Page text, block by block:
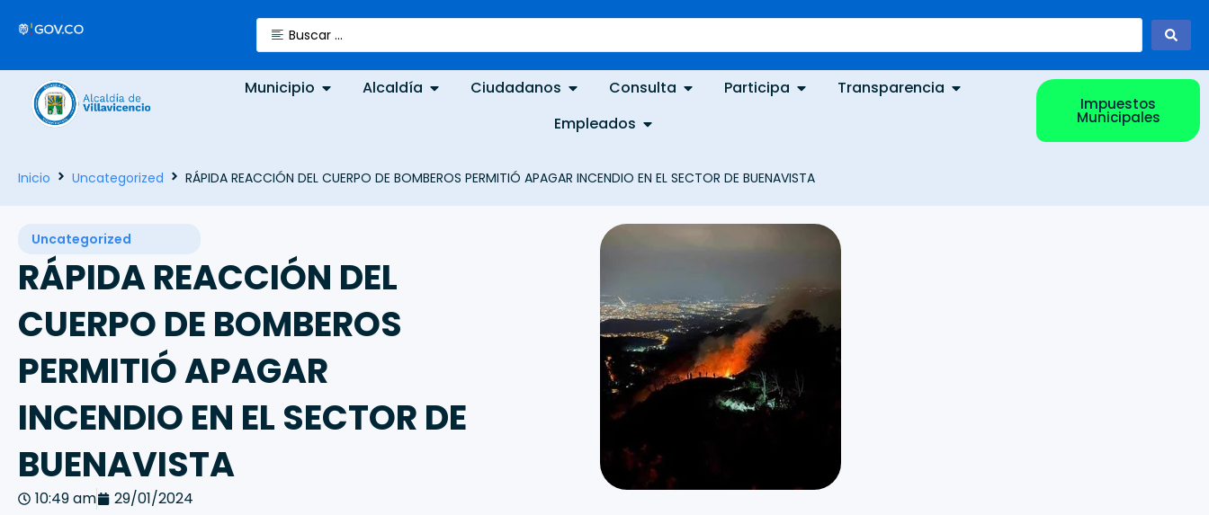
Municipio Alcaldía Ciudadanos Consulta Participa
Transparencia
Empleados
Impuestos
Municipales
Inicio Uncategorized RÁPIDA REACCIÓN DEL CUERPO DE BOMBEROS PERMITIÓ APAGAR INCENDIO EN EL SECTOR DE BUENAVISTA
Uncategorized
RÁPIDA REACCIÓN DEL
CUERPO DE BOMBEROS
PERMITIÓ APAGAR
INCENDIO EN EL SECTOR DE
BUENAVISTA
10:49 am 29/01/2024